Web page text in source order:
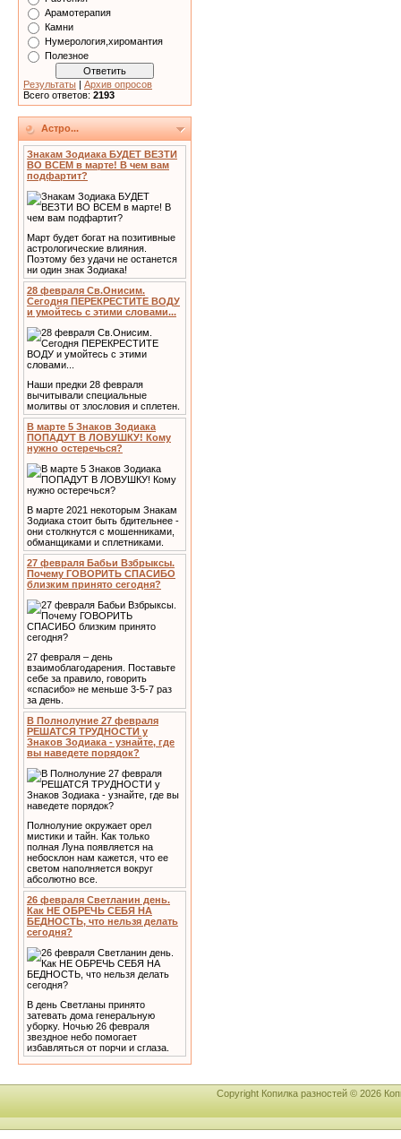
Арамотерапия
Камни
Нумерология,хиромантия
Полезное
Результаты | Архив опросов
Всего ответов: 2193
Астро...
Знакам Зодиака БУДЕТ ВЕЗТИ
ВО ВСЕМ в марте! В чем вам
подфартит?
Март будет богат на позитивные
астрологические влияния.
Поэтому без удачи не останется
ни один знак Зодиака!
28 февраля Св.Онисим.
Сегодня ПЕРЕКРЕСТИТЕ ВОДУ
и умойтесь с этими словами...
Наши предки 28 февраля
вычитывали специальные
молитвы от злословия и сплетен.
В марте 5 Знаков Зодиака
ПОПАДУТ В ЛОВУШКУ! Кому
нужно остеречься?
В марте 2021 некоторым Знакам
Зодиака стоит быть бдительнее -
они столкнутся с мошенниками,
обманщиками и сплетниками.
27 февраля Бабьи Взбрыксы.
Почему ГОВОРИТЬ СПАСИБО
близким принято сегодня?
27 февраля – день
взаимоблагодарения. Поставьте
себе за правило, говорить
«спасибо» не меньше 3-5-7 раз
за день.
В Полнолуние 27 февраля
РЕШАТСЯ ТРУДНОСТИ у
Знаков Зодиака - узнайте, где
вы наведете порядок?
Полнолуние окружает орел
мистики и тайн. Как только
полная Луна появляется на
небосклон нам кажется, что ее
светом наполняется вокруг
абсолютно все.
26 февраля Светланин день.
Как НЕ ОБРЕЧЬ СЕБЯ НА
БЕДНОСТЬ, что нельзя делать
сегодня?
В день Светланы принято
затевать дома генеральную
уборку. Ночью 26 февраля
звездное небо помогает
избавляться от порчи и сглаза.
Copyright Копилка разностей © 2026